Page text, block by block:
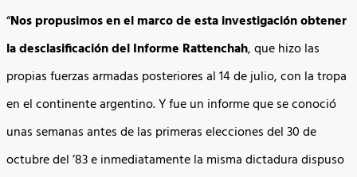
“Nos propusimos en el marco de esta investigación obtener
la desclasificación del Informe Rattenchah, que hizo las
propias fuerzas armadas posteriores al 14 de julio, con la tropa
en el continente argentino. Y fue un informe que se conoció
unas semanas antes de las primeras elecciones del 30 de
octubre del ’83 e inmediatamente la misma dictadura dispuso